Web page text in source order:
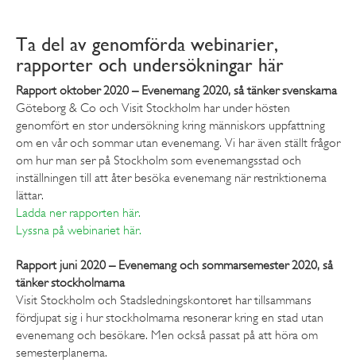
Ta del av genomförda webinarier,
rapporter och undersökningar här
Rapport oktober 2020 – Evenemang 2020, så tänker svenskarna
Göteborg & Co och Visit Stockholm har under hösten
genomfört en stor undersökning kring människors uppfattning
om en vår och sommar utan evenemang. Vi har även ställt frågor
om hur man ser på Stockholm som evenemangsstad och
inställningen till att åter besöka evenemang när restriktionerna
lättar.
Ladda ner rapporten här.
Lyssna på webinariet här.
Rapport juni 2020 – Evenemang och sommarsemester 2020, så
tänker stockholmarna
Visit Stockholm och Stadsledningskontoret har tillsammans
fördjupat sig i hur stockholmarna resonerar kring en stad utan
evenemang och besökare. Men också passat på att höra om
semesterplanerna.